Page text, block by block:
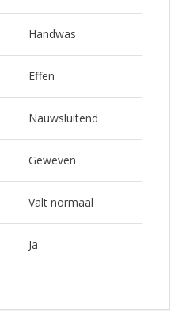
Handwas
Effen
Nauwsluitend
Geweven
Valt normaal
Ja